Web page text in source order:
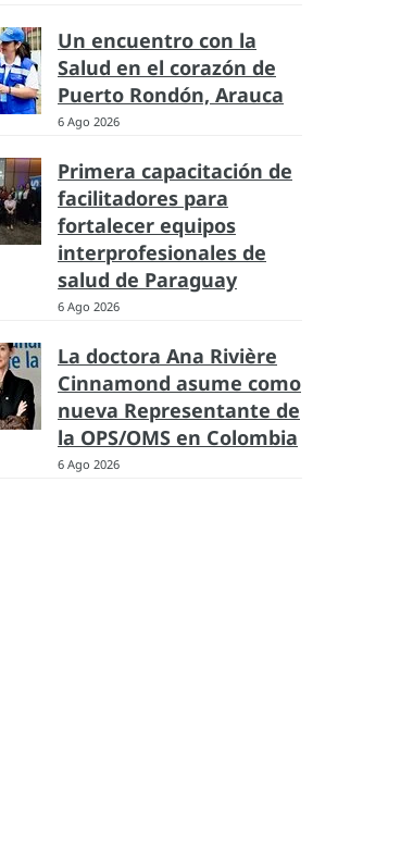
Un encuentro con la
Salud en el corazón de
Puerto Rondón, Arauca
6 Ago 2026
Primera capacitación de
facilitadores para
fortalecer equipos
interprofesionales de
salud de Paraguay
6 Ago 2026
La doctora Ana Rivière
Cinnamond asume como
nueva Representante de
la OPS/OMS en Colombia
6 Ago 2026